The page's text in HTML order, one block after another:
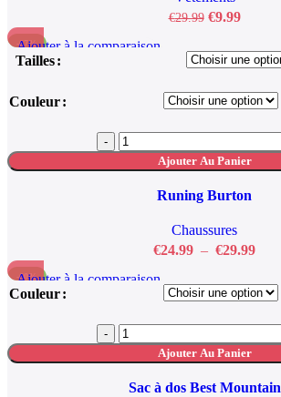
€29.99 €9.99
-67%
Ajouter à la comparaison
Aperçu rapide
Tailles
Couleur
Ajouter Au Panier
Runing Burton
Chaussures
€24.99 – €29.99
-60%
Ajouter à la comparaison
Aperçu rapide
Couleur
Ajouter Au Panier
Sac à dos Best Mountain